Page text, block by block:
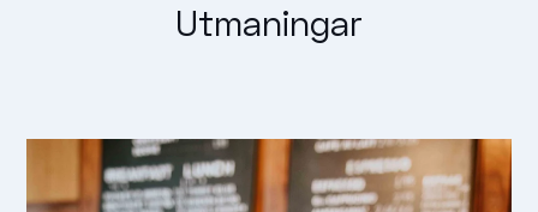
Utmaningar